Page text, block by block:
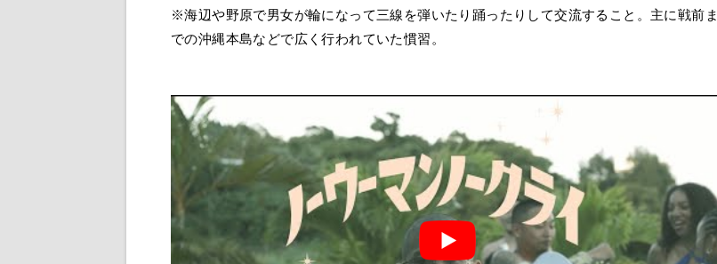
※海辺や野原で男女が輪になって三線を弾いたり踊ったりして交流すること。主に戦前ま
での沖縄本島などで広く行われていた慣習。